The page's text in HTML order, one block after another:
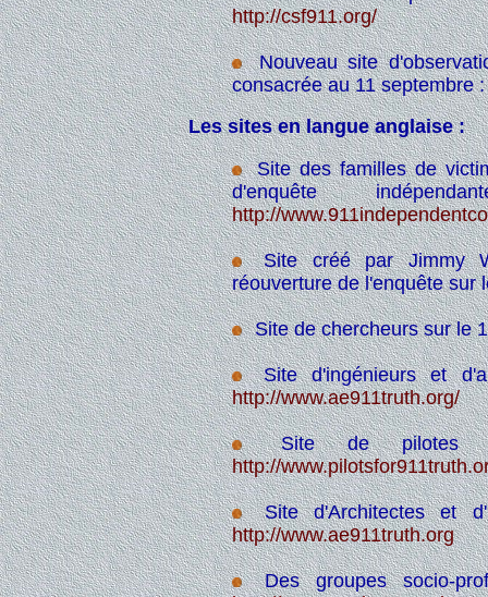
http://csf911.org/
Nouveau site
consacrée au 11 septembre
Les sites en langue anglaise :
Site des familles de
d'enquête
http://
Site créé par Jimmy
réouverture de l'enquête sur
Site de chercheurs sur le
Site d'ingénieurs et
http://www.ae911truth.org/
Site de pilotes
http://
Site d'Architectes et
http://www.ae911truth.org
Des groupes socio-